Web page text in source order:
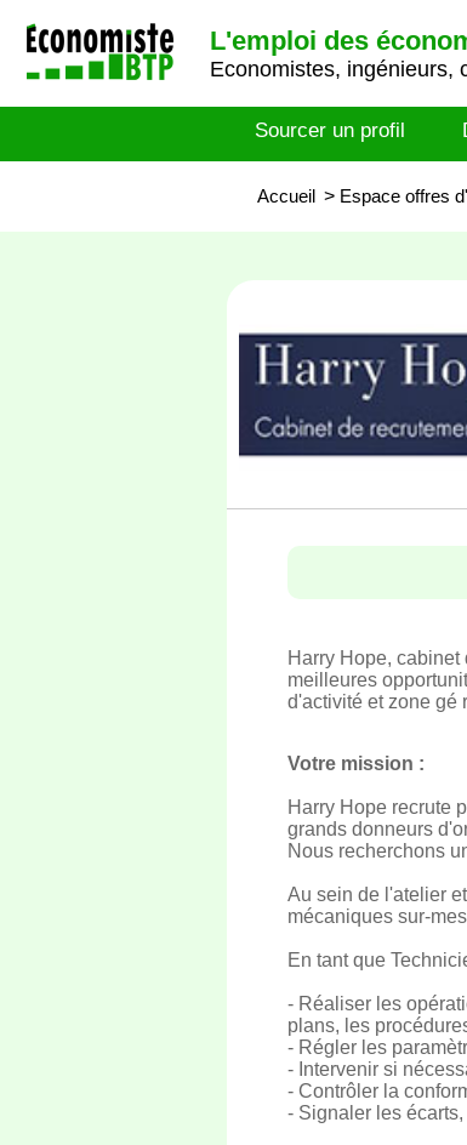
L'emploi des
Economistes, ingénieurs,
Sourcer un profil
Accueil > Espace offres
Harry Hope,
meilleures
d'activité et zone gé
Votre mission :
Harry Hope recrute
grands donneurs
Nous recherchons
Au sein de l'atelier
mécaniques sur-
En tant que
- Réaliser les
plans, les
- Régler les
- Intervenir si
- Contrôler la
- Signaler les